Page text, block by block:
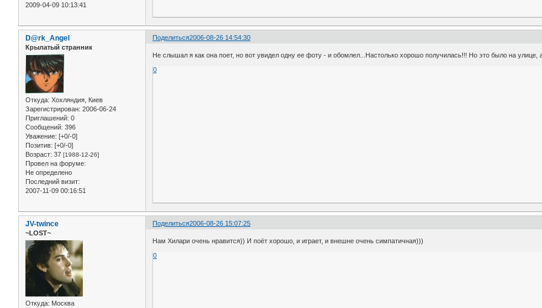
2009-04-09 10:13:41
Поделиться2006-08-26 14:54:30
D@rk_Angel
Крылатый странник
Откуда: Хохляндия, Киев
Зарегистрирован: 2006-06-24
Приглашений: 0
Сообщений: 396
Уважение: [+0/-0]
Позитив: [+0/-0]
Возраст: 37 [1988-12-26]
Провел на форуме:
Не определено
Последний визит:
2007-11-09 00:16:51
Не слышал я как она поет, но вот увидел одну ее фоту - и обомлел...Настолько хорошо получилась!!! Но это было на
0
Поделиться2006-08-26 15:07:25
JV-twince
~LOST~
Откуда: Москва
Нам Хилари очень нравится)) И поёт хорошо, и играет, и внешне очень симпатичная)))
0